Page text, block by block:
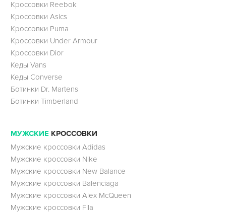
Кроссовки Reebok
Кроссовки Asics
Кроссовки Puma
Кроссовки Under Armour
Кроссовки Dior
Кеды Vans
Кеды Converse
Ботинки Dr. Martens
Ботинки Timberland
МУЖСКИЕ КРОССОВКИ
Мужские кроссовки Adidas
Мужские кроссовки Nike
Мужские кроссовки New Balance
Мужские кроссовки Balenciaga
Мужские кроссовки Alex McQueen
Мужские кроссовки Fila